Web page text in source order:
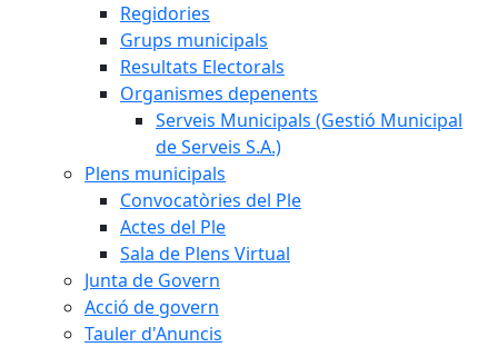
Regidories
Grups municipals
Resultats Electorals
Organismes depenents
Serveis Municipals (Gestió Municipal
de Serveis S.A.)
Plens municipals
Convocatòries del Ple
Actes del Ple
Sala de Plens Virtual
Junta de Govern
Acció de govern
Tauler d'Anuncis